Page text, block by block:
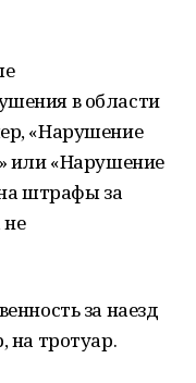
в области
«Нарушение
или «Нарушение
штрафы за
не
за наезд
на тротуар.